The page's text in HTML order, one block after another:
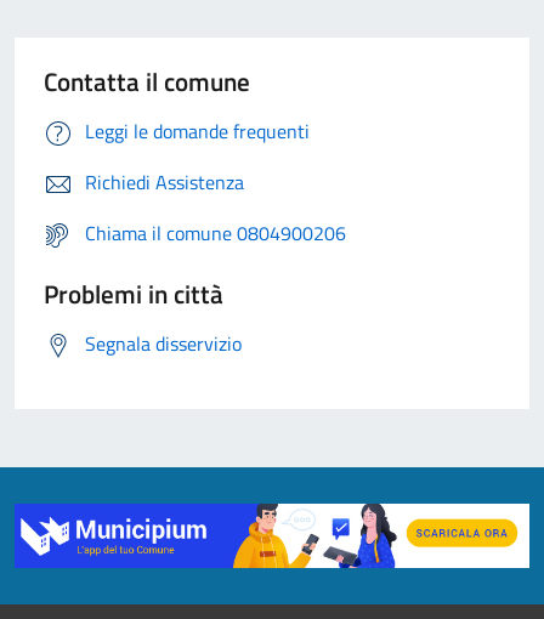
Contatta il comune
Leggi le domande frequenti
Richiedi Assistenza
Chiama il comune 0804900206
Problemi in città
Segnala disservizio